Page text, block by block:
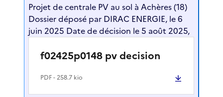
Projet de centrale PV au sol à Achères (18)
Dossier déposé par DIRAC ENERGIE, le 6
juin 2025 Date de décision le 5 août 2025,
f02425p0148 pv decision
PDF- 258.7 kio